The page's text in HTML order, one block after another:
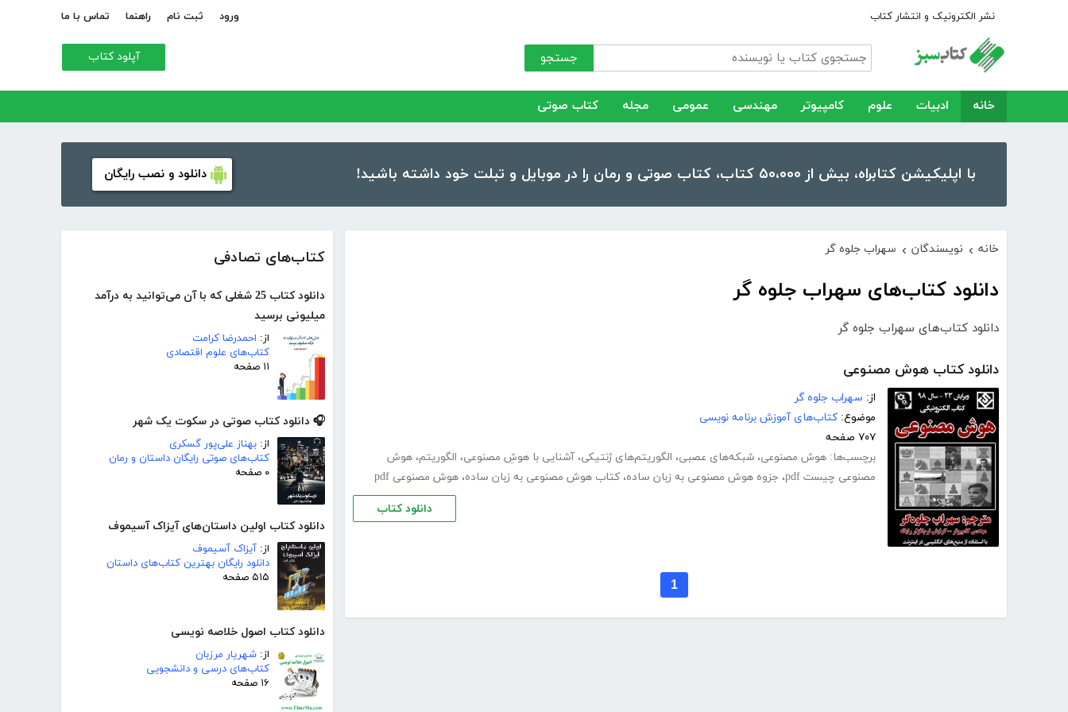
نشر الکترونیک و انتشار کتاب ورود ثبت نام راهنما تماس با ما
جستجو آپلود کتاب
خانه ادبیات علوم کامپیوتر مهندسی عمومی مجله کتاب صوتی
با اپلیکیشن کتابراه، بیش از ۵۰،۰۰۰ کتاب، کتاب صوتی و رمان را در موبایل و تبلت خود داشته باشید! دانلود و نصب رایگان
کتاب‌های تصادفی
دانلود کتاب 25 شغلی که با آن می‌توانید به درآمد
میلیونی برسید
از: احمدرضا کرامت
کتاب‌های علوم اقتصادی
۱۱ صفحه
🎧 دانلود کتاب صوتی در سکوت یک شهر
از: بهناز علی‌پور گسکری
کتاب‌های صوتی رایگان داستان و رمان
۰ صفحه
دانلود کتاب اولین داستان‌های آیزاک آسیموف
از: آیزاک آسیموف
دانلود رایگان بهترین کتاب‌های داستان
۵۱۵ صفحه
دانلود کتاب اصول خلاصه نویسی
از: شهریار مرزبان
کتاب‌های درسی و دانشجویی
۱۶ صفحه
خانه › نویسندگان › سهراب جلوه گر
دانلود کتاب‌های سهراب جلوه گر
دانلود کتاب‌های سهراب جلوه گر
دانلود کتاب هوش مصنوعی
از: سهراب جلوه گر
موضوع: کتاب‌های آموزش برنامه نویسی
۷۰۷ صفحه
برچسب‌ها: هوش مصنوعی، شبکه‌های عصبی، الگوریتم‌های ژنتیکی، آشنایی با هوشِ مصنوعی، الگوریتم، هوش
مصنوعی چیست pdf
، جزوه هوش مصنوعی به زبان ساده، کتاب هوش مصنوعی به زبان ساده، هوش مصنوعی pdf
دانلود کتاب
1